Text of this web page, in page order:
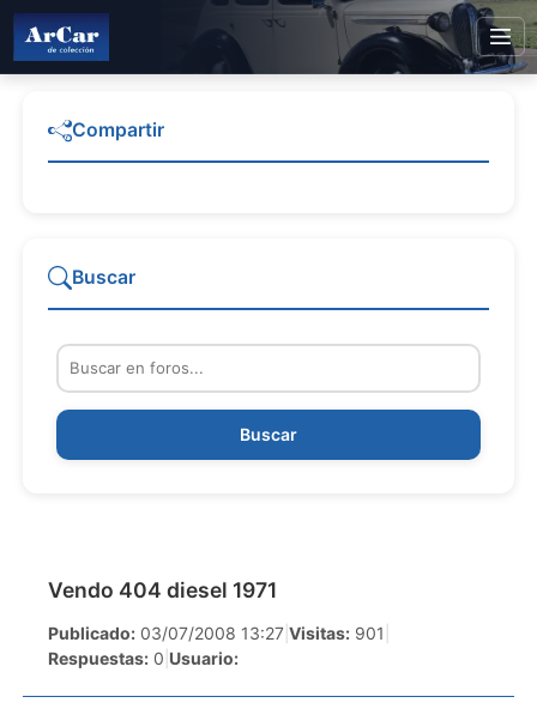
Vendo 404 diesel 1971
Publicado: 03/07/2008 13:27 Visitas: 901
Respuestas: 0 Usuario:
Compartir
Buscar
Buscar